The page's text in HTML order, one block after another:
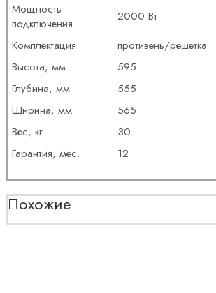
Мощность
подключения
2000 Вт
Комплектация
противень/решетка
Высота, мм
595
Глубина, мм
555
Ширина, мм
565
Вес, кг
30
Гарантия, мес.
12
Похожие